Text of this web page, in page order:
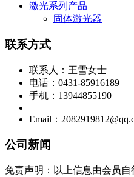
激光系列产品
固体激光器
联系方式
联系人：王雪女士
电话：0431-85916189
手机：13944855190
Email：
公司新闻
免责声明：以上信息由会员